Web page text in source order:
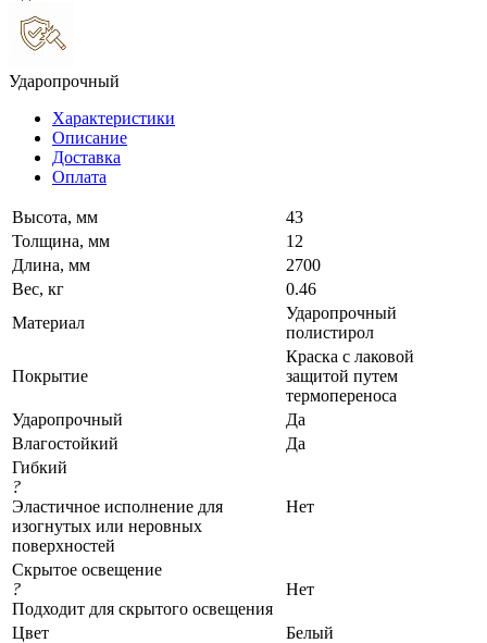
Ударопрочный
Характеристики
Описание
Доставка
Оплата
Высота, мм
43
Толщина, мм
12
Длина, мм
2700
Вес, кг
0.46
Материал
Ударопрочный
полистирол
Покрытие
Краска с лаковой
защитой путем
термопереноса
Ударопрочный
Да
Влагостойкий
Да
Гибкий
?
Эластичное исполнение для
изогнутых или неровных
поверхностей
Нет
Скрытое освещение
?
Подходит для скрытого освещения
Нет
Цвет
Белый